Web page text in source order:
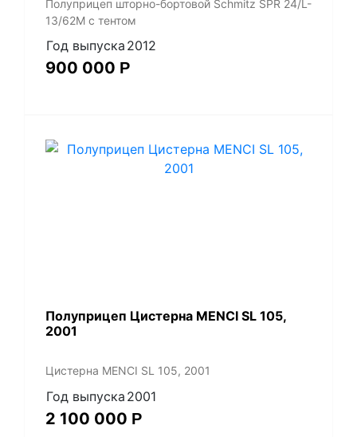
Полуприцеп шторно-бортовой Schmitz SPR 24/L-
13/62M с тентом
Год выпуска 2012
900 000 Р
Полуприцеп Цистерна MENCI SL 105,
2001
Цистерна MENCI SL 105, 2001
Год выпуска 2001
2 100 000 Р